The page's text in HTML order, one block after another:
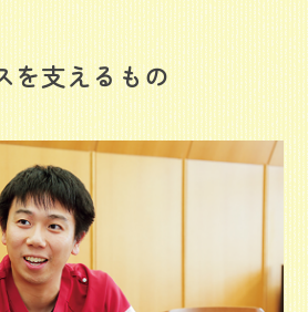
を支えるもの